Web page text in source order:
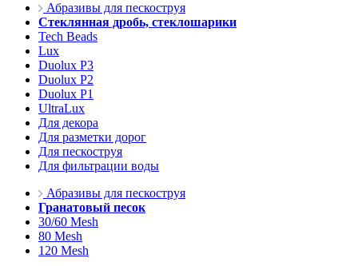
Абразивы для пескоструя
Стеклянная дробь, стеклошарики
Tech Beads
Lux
Duolux P3
Duolux P2
Duolux P1
UltraLux
Для декора
Для разметки дорог
Для пескоструя
Для фильтрации воды
Абразивы для пескоструя
Гранатовый песок
30/60 Mesh
80 Mesh
120 Mesh